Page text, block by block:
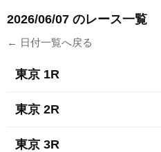
2026/06/07 のレース一覧
← 日付一覧へ戻る
東京 1R
東京 2R
東京 3R